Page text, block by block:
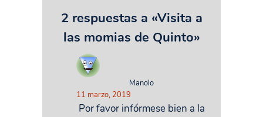
2 respuestas a «Visita a
las momias de Quinto»
Manolo
11 marzo, 2019
Por favor infórmese bien a la